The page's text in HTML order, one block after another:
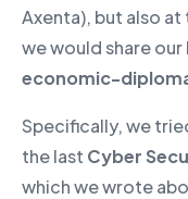
Axenta), but also
we would share
economic-
Specifically, we
the last Cyber
which we wrote